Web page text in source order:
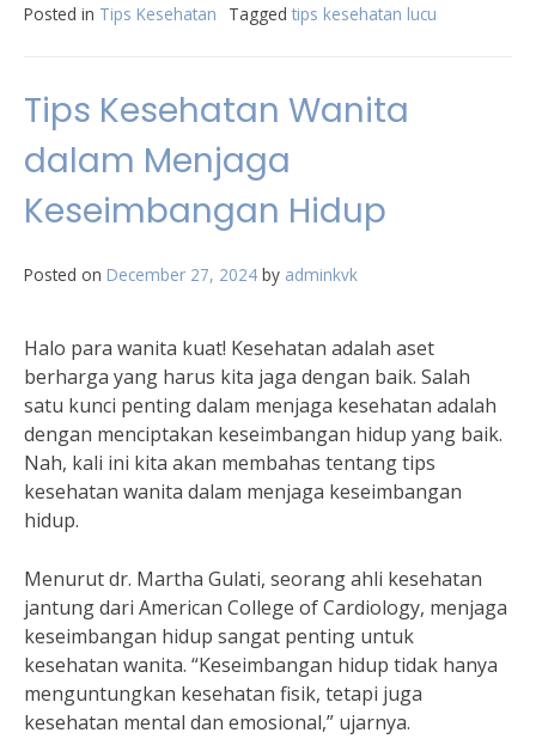
Posted in Tips Kesehatan Tagged tips kesehatan lucu
Tips Kesehatan Wanita
dalam Menjaga
Keseimbangan Hidup
Posted on December 27, 2024 by adminkvk
Halo para wanita kuat! Kesehatan adalah aset
berharga yang harus kita jaga dengan baik. Salah
satu kunci penting dalam menjaga kesehatan adalah
dengan menciptakan keseimbangan hidup yang baik.
Nah, kali ini kita akan membahas tentang tips
kesehatan wanita dalam menjaga keseimbangan
hidup.
Menurut dr. Martha Gulati, seorang ahli kesehatan
jantung dari American College of Cardiology, menjaga
keseimbangan hidup sangat penting untuk
kesehatan wanita. “Keseimbangan hidup tidak hanya
menguntungkan kesehatan fisik, tetapi juga
kesehatan mental dan emosional,” ujarnya.